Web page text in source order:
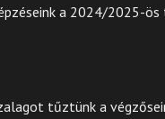
a 2024/2025-
tűztünk a